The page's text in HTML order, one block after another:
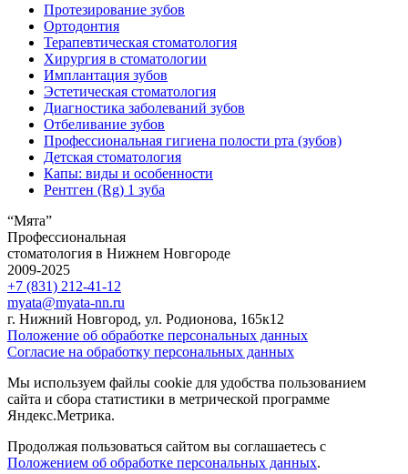
Протезирование зубов
Ортодонтия
Терапевтическая стоматология
Хирургия в стоматологии
Имплантация зубов
Эстетическая стоматология
Диагностика заболеваний зубов
Отбеливание зубов
Профессиональная гигиена полости рта (зубов)
Детская стоматология
Капы: виды и особенности
Рентген (Rg) 1 зуба
“Мята”
Профессиональная
стоматология в Нижнем Новгороде
2009-2025
+7 (831) 212-41-12
myata@myata-nn.ru
г. Нижний Новгород, ул. Родионова, 165к12
Положение об обработке персональных данных
Согласие на обработку персональных данных
Мы используем файлы cookie для удобства пользованием
сайта и сбора статистики в метрической программе
Яндекс.Метрика.
Продолжая пользоваться сайтом вы соглашаетесь с
Положением об обработке персональных данных.